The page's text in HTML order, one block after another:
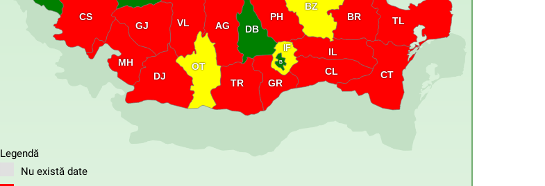
CS PH
IF
BZ
BR
TL
CT
GR
DB
AG
VL
DJ
GJ
MH OT
TR
B
CL
IL
Legendă
Nu există date